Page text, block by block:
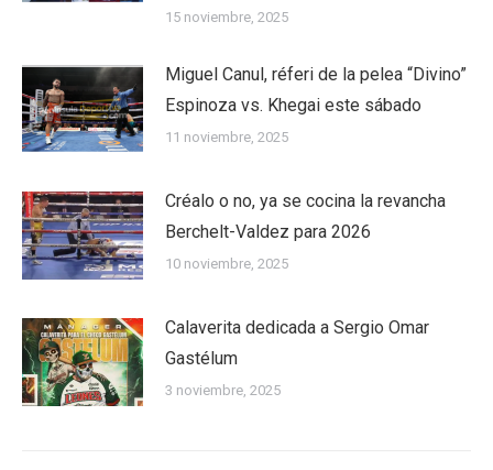
15 noviembre, 2025
Miguel Canul, réferi de la pelea “Divino”
Espinoza vs. Khegai este sábado
11 noviembre, 2025
Créalo o no, ya se cocina la revancha
Berchelt-Valdez para 2026
10 noviembre, 2025
Calaverita dedicada a Sergio Omar
Gastélum
3 noviembre, 2025